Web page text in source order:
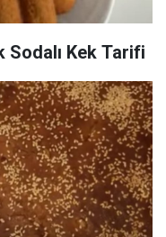
Sodalı Kek Tarifi